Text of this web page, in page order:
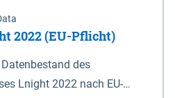
Europäischen
1989 (ETRS 89) mit
Mercator-Abbildung
N (UTM 32N) dargestellt
für die geografischen
2022 (EU-Pflicht)
des
Lnight 2022 nach EU-